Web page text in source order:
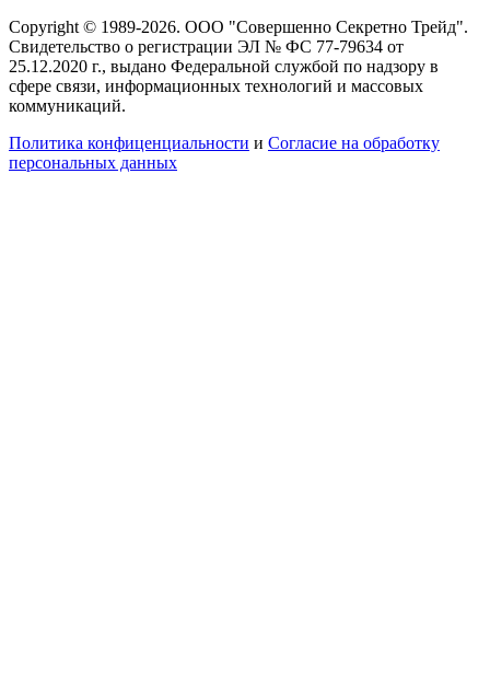
Copyright © 1989-2026. ООО "Совершенно Секретно Трейд".
Свидетельство о регистрации ЭЛ № ФС 77-79634 от
25.12.2020 г., выдано Федеральной службой по надзору в
сфере связи, информационных технологий и массовых
коммуникаций.
Политика конфиценциальности и Согласие на обработку
персональных данных